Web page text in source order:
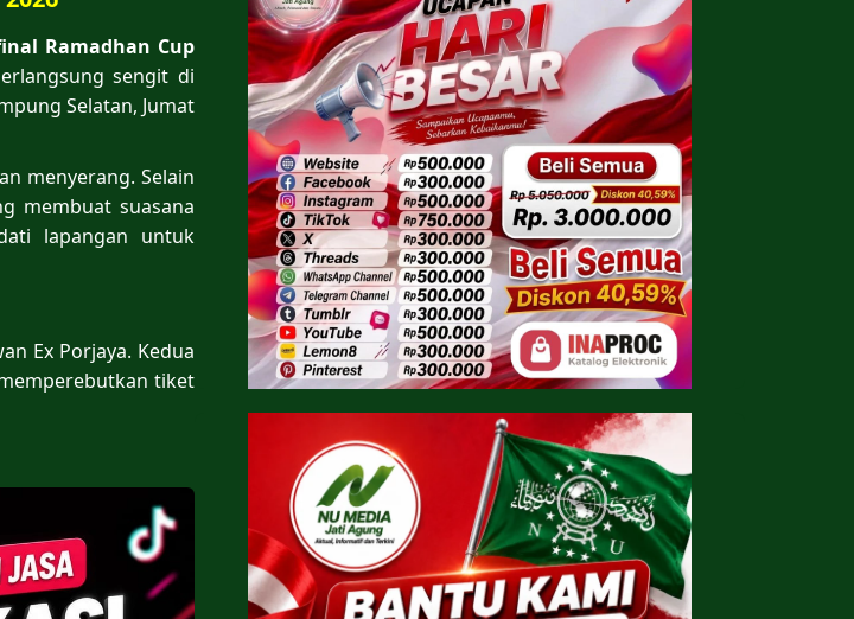
Ramadhan Cup
sengit di
Selatan, Jumat
menyerang. Selain
membuat suasana
lapangan untuk
Ex Porjaya. Kedua
tiket